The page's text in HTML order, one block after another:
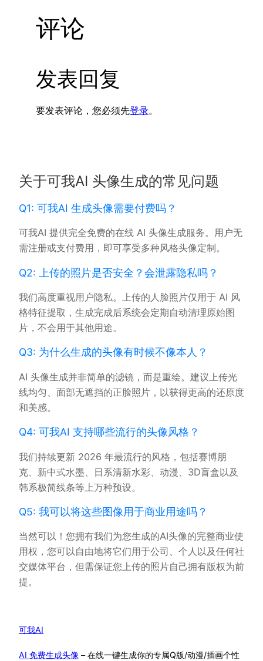
评论
发表回复
要发表评论，您必须先登录。
关于可我AI 头像生成的常见问题
Q1: 可我AI 生成头像需要付费吗？
可我AI 提供完全免费的在线 AI 头像生成服务。用户无
需注册或支付费用，即可享受多种风格头像定制。
Q2: 上传的照片是否安全？会泄露隐私吗？
我们高度重视用户隐私。上传的人脸照片仅用于 AI 风
格特征提取，生成完成后系统会定期自动清理原始图
片，不会用于其他用途。
Q3: 为什么生成的头像有时候不像本人？
AI 头像生成并非简单的滤镜，而是重绘。建议上传光
线均匀、面部无遮挡的正脸照片，以获得更高的还原度
和美感。
Q4: 可我AI 支持哪些流行的头像风格？
我们持续更新 2026 年最流行的风格，包括赛博朋
克、新中式水墨、日系清新水彩、动漫、3D盲盒以及
韩系极简线条等上万种预设。
Q5: 我可以将这些图像用于商业用途吗？
当然可以！您拥有我们为您生成的AI头像的完整商业使
用权，您可以自由地将它们用于公司、个人以及任何社
交媒体平台，但需保证您上传的照片自己拥有版权为前
提。
可我AI
AI 免费生成头像 – 在线一键生成你的专属Q版/动漫/插画个性